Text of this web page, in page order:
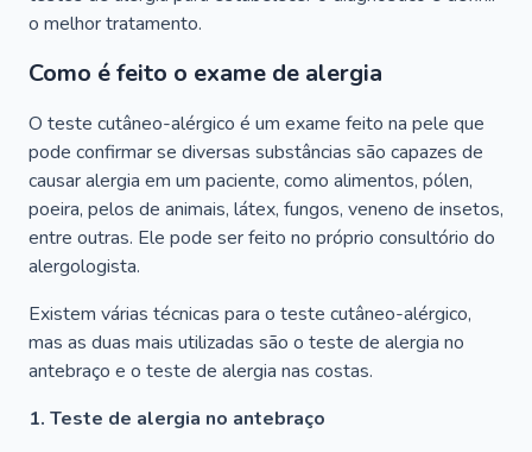
o melhor tratamento.
Como é feito o exame de alergia
O teste cutâneo-alérgico é um exame feito na pele que
pode confirmar se diversas substâncias são capazes de
causar alergia em um paciente, como alimentos, pólen,
poeira, pelos de animais, látex, fungos, veneno de insetos,
entre outras. Ele pode ser feito no próprio consultório do
alergologista.
Existem várias técnicas para o teste cutâneo-alérgico,
mas as duas mais utilizadas são o teste de alergia no
antebraço e o teste de alergia nas costas.
1. Teste de alergia no antebraço